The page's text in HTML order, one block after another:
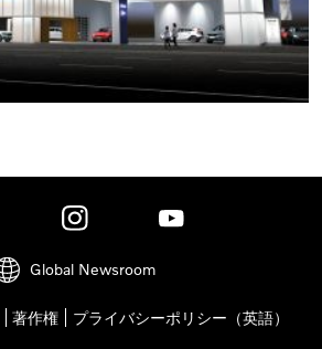
Global Newsroom
著作権 プライバシーポリシー（英語）